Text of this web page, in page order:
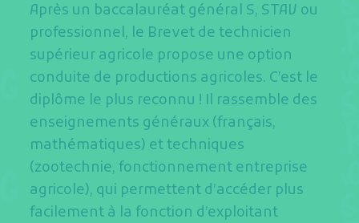
Après un baccalauréat général S, STAV ou
professionnel, le Brevet de technicien
supérieur agricole propose une option
conduite de productions agricoles. C’est le
diplôme le plus reconnu ! Il rassemble des
enseignements généraux (français,
mathématiques) et techniques
(zootechnie, fonctionnement entreprise
agricole), qui permettent d’accéder plus
facilement à la fonction d’exploitant